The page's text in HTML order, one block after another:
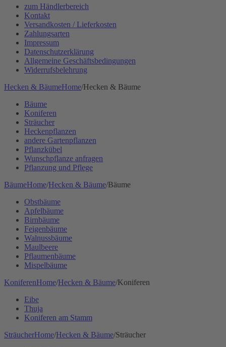
zum Händlerbereich
Kontakt
Versandkosten / Lieferkosten
Zahlungsarten
Impressum
Datenschutzerklärung
Allgemeine Geschäftsbedingungen
Widerrufsbelehrung
Hecken & BäumeHome/Hecken & Bäume
Bäume
Koniferen
Sträucher
Heckenpflanzen
andere Gartenpflanzen
Pflanzkübel
Wunschpflanze anfragen
Pflanzung und Pflege
BäumeHome/Hecken & Bäume/Bäume
Obstbäume
Apfelbäume
Birnbäume
Feigenbäume
Walnussbäume
Maulbeere
Pflaumenbäume
Mispelbäume
KoniferenHome/Hecken & Bäume/Koniferen
Eibe
Thuja
Koniferen am Stamm
SträucherHome/Hecken & Bäume/Sträucher